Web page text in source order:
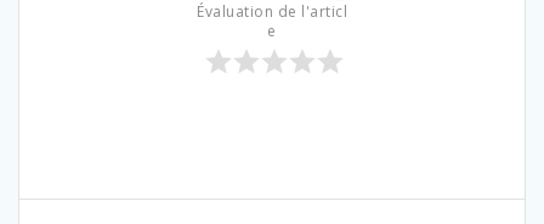
Évaluation de l'articl
e